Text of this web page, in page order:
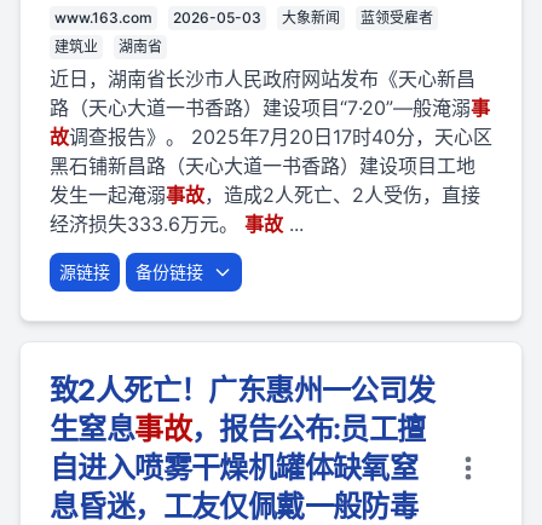
www.163.com 2026-05-03 大象新闻
蓝领受雇者
建筑业
湖南省
近日，湖南省长沙市人民政府网站发布《天心新昌
路（天心大道一书香路）建设项目“7·20”—般淹溺事
故调查报告》。 2025年7月20日17时40分，天心区
黑石铺新昌路（天心大道一书香路）建设项目工地
发生一起淹溺事故，造成2人死亡、2人受伤，直接
经济损失333.6万元。 事故 ...
源链接 备份链接
致2人死亡！广东惠州一公司发
生窒息事故，报告公布:员工擅
自进入喷雾干燥机罐体缺氧窒
息昏迷，工友仅佩戴一般防毒